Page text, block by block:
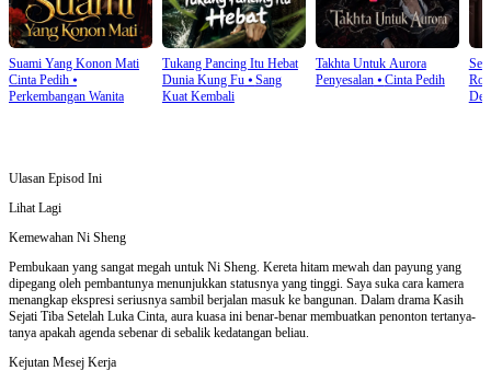
Suami Yang Konon Mati
Cinta Pedih ⦁
Perkembangan Wanita
Tukang Pancing Itu Hebat
Dunia Kung Fu⦁ Sang
Kuat Kembali
Takhta Untuk Aurora
Penyesalan⦁ Cinta Pedih
Ulasan Episod Ini
Lihat Lagi
Kemewahan Ni Sheng
Pembukaan yang sangat megah untuk Ni Sheng. Kereta hitam mewah dan payung yang
dipegang oleh pembantunya menunjukkan statusnya yang tinggi. Saya suka cara kamera
menangkap ekspresi seriusnya sambil berjalan masuk ke bangunan. Dalam drama Kasih
Sejati Tiba Setelah Luka Cinta, aura kuasa ini benar-benar membuatkan penonton tertanya-
tanya apakah agenda sebenar di sebalik kedatangan beliau.
Kejutan Mesej Kerja